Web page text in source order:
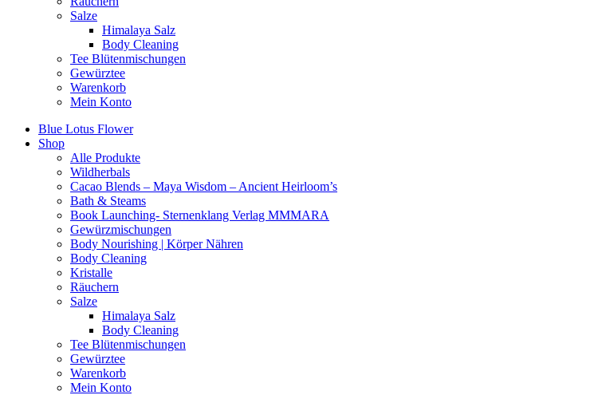
Salze
Himalaya Salz
Body Cleaning
Tee Blütenmischungen
Gewürztee
Warenkorb
Mein Konto
Blue Lotus Flower
Shop
Alle Produkte
Wildherbals
Cacao Blends – Maya Wisdom – Ancient Heirloom’s
Bath & Steams
Book Launching- Sternenklang Verlag MMMARA
Gewürzmischungen
Body Nourishing | Körper Nähren
Body Cleaning
Kristalle
Räuchern
Salze
Himalaya Salz
Body Cleaning
Tee Blütenmischungen
Gewürztee
Warenkorb
Mein Konto